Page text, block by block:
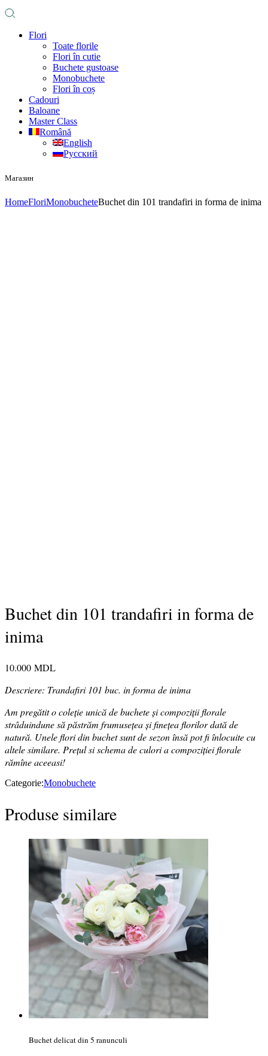
Flori
Toate florile
Flori în cutie
Buchete gustoase
Monobuchete
Flori în coș
Cadouri
Baloane
Master Class
Română
English
Русский
Магазин
HomeFloriMonobucheteBuchet din 101 trandafiri in forma de inima
Buchet din 101 trandafiri in forma de
inima
10.000 MDL
Descriere: Trandafiri 101 buc. in forma de inima
Am pregătit o coleție unică de buchete și compoziții florale
strâduindune să păstrăm frumusețea și finețea florilor dată de
natură. Unele flori din buchet sunt de sezon însă pot fi înlocuite cu
altele similare. Prețul si schema de culori a compoziției florale
rămîne aceeasi!
Categorie:Monobuchete
Produse similare
Buchet delicat din 5 ranunculi